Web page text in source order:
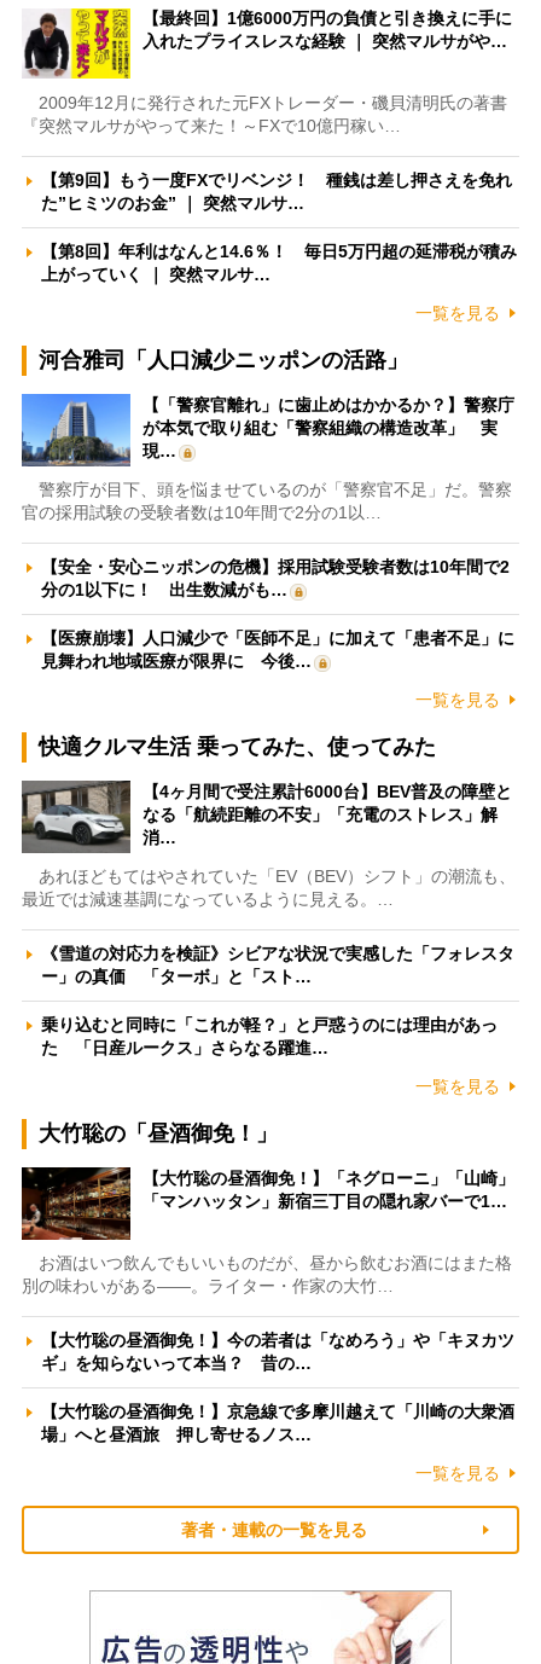
【最終回】1億6000万円の負債と引き換えに手に
入れたプライスレスな経験 ｜ 突然マルサがや…
2009年12月に発行された元FXトレーダー・磯貝清明氏の著書
『突然マルサがやって来た！～FXで10億円稼い…
【第9回】もう一度FXでリベンジ！ 種銭は差し押さえを免れ
た”ヒミツのお金” ｜ 突然マルサ…
【第8回】年利はなんと14.6％！ 毎日5万円超の延滞税が積み
上がっていく ｜ 突然マルサ…
一覧を見る
河合雅司「人口減少ニッポンの活路」
【「警察官離れ」に歯止めはかかるか？】警察庁
が本気で取り組む「警察組織の構造改革」 実
現…
警察庁が目下、頭を悩ませているのが「警察官不足」だ。警察
官の採用試験の受験者数は10年間で2分の1以…
【安全・安心ニッポンの危機】採用試験受験者数は10年間で2
分の1以下に！ 出生数減がも…
【医療崩壊】人口減少で「医師不足」に加えて「患者不足」に
見舞われ地域医療が限界に 今後…
一覧を見る
快適クルマ生活 乗ってみた、使ってみた
【4ヶ月間で受注累計6000台】BEV普及の障壁と
なる「航続距離の不安」「充電のストレス」解
消…
あれほどもてはやされていた「EV（BEV）シフト」の潮流も、
最近では減速基調になっているように見える。…
《雪道の対応力を検証》シビアな状況で実感した「フォレスタ
ー」の真価 「ターボ」と「スト…
乗り込むと同時に「これが軽？」と戸惑うのには理由があっ
た 「日産ルークス」さらなる躍進…
一覧を見る
大竹聡の「昼酒御免！」
【大竹聡の昼酒御免！】「ネグローニ」「山崎」
「マンハッタン」新宿三丁目の隠れ家バーで1…
お酒はいつ飲んでもいいものだが、昼から飲むお酒にはまた格
別の味わいがある――。ライター・作家の大竹…
【大竹聡の昼酒御免！】今の若者は「なめろう」や「キヌカツ
ギ」を知らないって本当？ 昔の…
【大竹聡の昼酒御免！】京急線で多摩川越えて「川崎の大衆酒
場」へと昼酒旅 押し寄せるノス…
一覧を見る
著者・連載の一覧を見る